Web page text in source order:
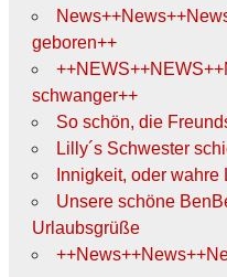
geboren++
schwanger++
So schön, die
Lilly´s Schwester
Innigkeit, oder wahre
Unsere schöne
Urlaubsgrüße